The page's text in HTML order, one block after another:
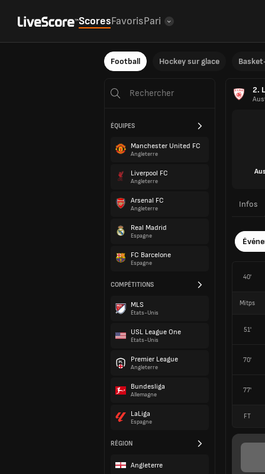
ScoresFavorisPari
Football Hockey sur glace
ÉQUIPES
Manchester United FC
Angleterre
Liverpool FC
Angleterre
Arsenal FC
Angleterre
Real Madrid
Espagne
FC Barcelone
Espagne
COMPÉTITIONS
MLS
États-Unis
USL League One
États-Unis
Premier League
Angleterre
Bundesliga
Allemagne
LaLiga
Espagne
RÉGION
Angleterre
2.
Infos
40'
Mitps
51'
70'
77'
FT